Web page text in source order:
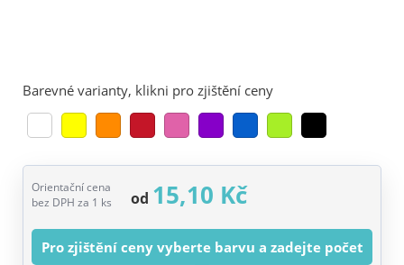
Barevné varianty, klikni pro zjištění ceny
Orientační cena
bez DPH za 1 ks
od 15,10 Kč
Pro zjištění ceny vyberte barvu a zadejte počet